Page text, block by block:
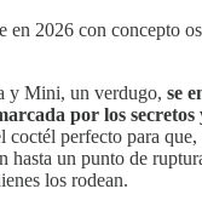
en 2026 con concepto
y Mini, un verdugo, se
por los secretos
coctél perfecto para
hasta un punto de
los rodean.